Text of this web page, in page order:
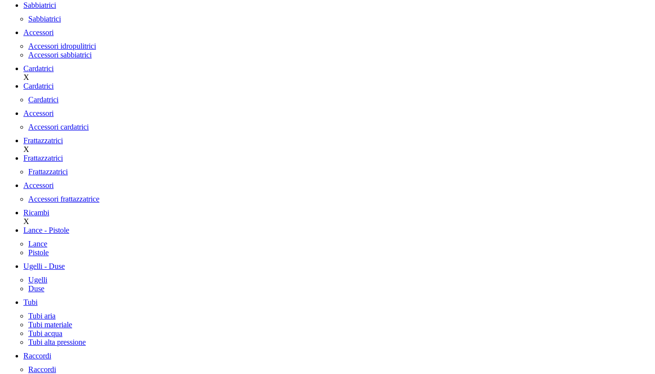
Sabbiatrici
Sabbiatrici
Accessori
Accessori idropulitrici
Accessori sabbiatrici
Cardatrici
X
Cardatrici
Cardatrici
Accessori
Accessori cardatrici
Frattazzatrici
X
Frattazzatrici
Frattazzatrici
Accessori
Accessori frattazzatrice
Ricambi
X
Lance - Pistole
Lance
Pistole
Ugelli - Duse
Ugelli
Duse
Tubi
Tubi aria
Tubi materiale
Tubi acqua
Tubi alta pressione
Raccordi
Raccordi